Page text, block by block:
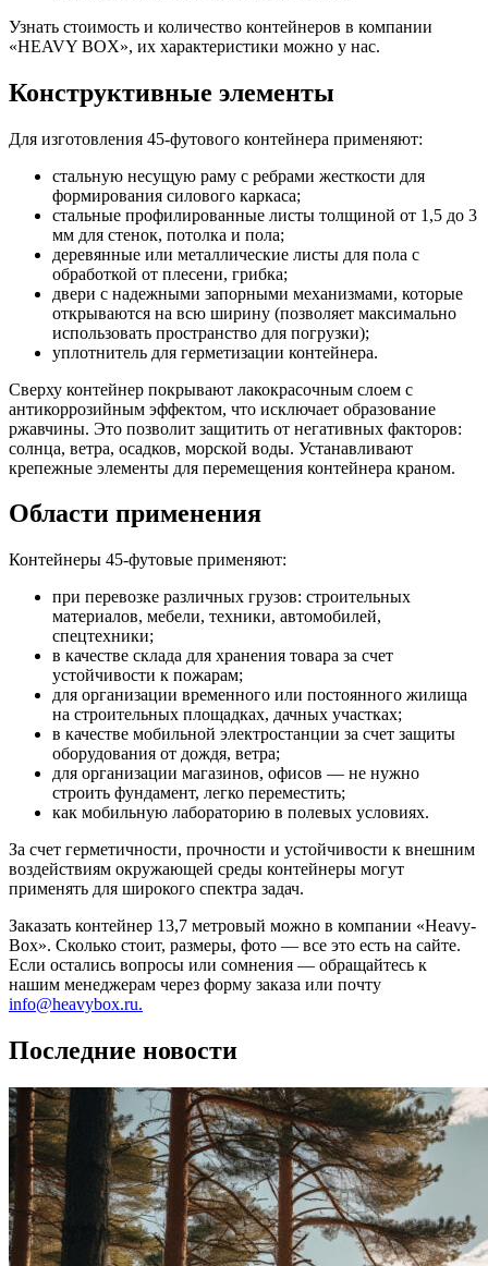
Узнать стоимость и количество контейнеров в компании
«HEAVY BOX», их характеристики можно у нас.
Конструктивные элементы
Для изготовления 45-футового контейнера применяют:
стальную несущую раму с ребрами жесткости для
формирования силового каркаса;
стальные профилированные листы толщиной от 1,5 до 3
мм для стенок, потолка и пола;
деревянные или металлические листы для пола с
обработкой от плесени, грибка;
двери с надежными запорными механизмами, которые
открываются на всю ширину (позволяет максимально
использовать пространство для погрузки);
уплотнитель для герметизации контейнера.
Сверху контейнер покрывают лакокрасочным слоем с
антикоррозийным эффектом, что исключает образование
ржавчины. Это позволит защитить от негативных факторов:
солнца, ветра, осадков, морской воды. Устанавливают
крепежные элементы для перемещения контейнера краном.
Области применения
Контейнеры 45-футовые применяют:
при перевозке различных грузов: строительных
материалов, мебели, техники, автомобилей,
спецтехники;
в качестве склада для хранения товара за счет
устойчивости к пожарам;
для организации временного или постоянного жилища
на строительных площадках, дачных участках;
в качестве мобильной электростанции за счет защиты
оборудования от дождя, ветра;
для организации магазинов, офисов — не нужно
строить фундамент, легко переместить;
как мобильную лабораторию в полевых условиях.
За счет герметичности, прочности и устойчивости к внешним
воздействиям окружающей среды контейнеры могут
применять для широкого спектра задач.
Заказать контейнер 13,7 метровый можно в компании «Heavy-
Box». Сколько стоит, размеры, фото — все это есть на сайте.
Если остались вопросы или сомнения — обращайтесь к
нашим менеджерам через форму заказа или почту
info@heavybox.ru.
Последние новости